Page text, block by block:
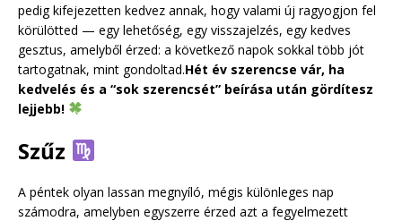
pedig kifejezetten kedvez annak, hogy valami új ragyogjon fel
körülötted — egy lehetőség, egy visszajelzés, egy kedves
gesztus, amelyből érzed: a következő napok sokkal több jót
tartogatnak, mint gondoltad.Hét év szerencse vár, ha
kedvelés és a “sok szerencsét” beírása után gördítesz
lejjebb!
Szűz
A péntek olyan lassan megnyíló, mégis különleges nap
számodra, amelyben egyszerre érzed azt a fegyelmezett